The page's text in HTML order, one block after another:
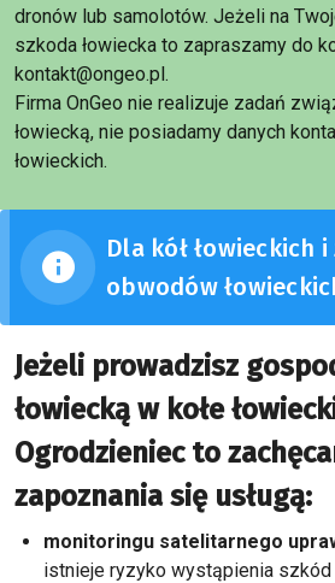
dronów lub samolotów. Jeżeli na
szkoda łowiecka to zapraszamy do
kontakt@ongeo.pl.
Firma OnGeo nie realizuje zadań
łowiecką, nie posiadamy danych
łowieckich.
Dla kół łowieckich
obwodów
Jeżeli prowadzisz
łowiecką w kołe
Ogrodzieniec to
zapoznania się usługą:
monitoringu satelitarnego
istnieje ryzyko wystąpienia szkód